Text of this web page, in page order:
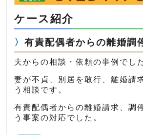
ケース紹介
有責配偶者からの離婚調
夫からの相談・依頼の事例でし
妻が不貞、別居を敢行、離婚請
う相談です。
有責配偶者からの離婚請求、調
う事案の対応でした。